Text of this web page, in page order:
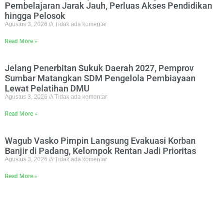
Pembelajaran Jarak Jauh, Perluas Akses Pendidikan
hingga Pelosok
Agustus 3, 2026 Tidak ada komentar
Read More »
Jelang Penerbitan Sukuk Daerah 2027, Pemprov
Sumbar Matangkan SDM Pengelola Pembiayaan
Lewat Pelatihan DMU
Agustus 3, 2026 Tidak ada komentar
Read More »
Wagub Vasko Pimpin Langsung Evakuasi Korban
Banjir di Padang, Kelompok Rentan Jadi Prioritas
Agustus 3, 2026 Tidak ada komentar
Read More »